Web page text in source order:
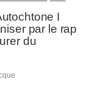
I
par le rap
du